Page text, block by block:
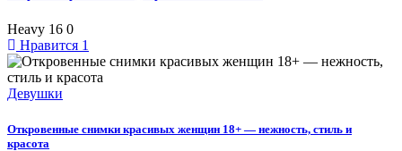
Heavy 16 0
Нравится 1
Девушки
Откровенные снимки красивых женщин 18+ — нежность, стиль и
красота